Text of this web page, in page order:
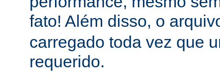
fato! Além disso, o
carregado toda vez que
requerido.